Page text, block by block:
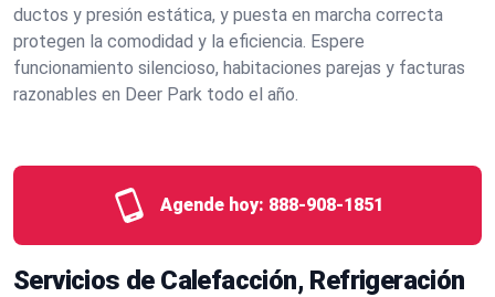
ductos y presión estática, y puesta en marcha correcta
protegen la comodidad y la eficiencia. Espere
funcionamiento silencioso, habitaciones parejas y facturas
razonables en Deer Park todo el año.
Agende hoy: 888-908-1851
Servicios de Calefacción, Refrigeración